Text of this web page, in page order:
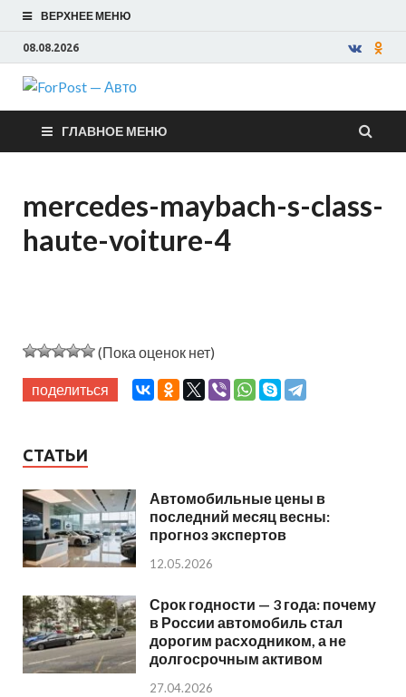
ВЕРХНЕЕ МЕНЮ
08.08.2026
ForPost —
Авто
ГЛАВНОЕ МЕНЮ
mercedes-maybach-s-class-
haute-voiture-4
(Пока оценок нет)
поделиться
СТАТЬИ
Автомобильные цены в
последний месяц весны:
прогноз экспертов
12.05.2026
Срок годности — 3 года: почему
в России автомобиль стал
дорогим расходником, а не
долгосрочным активом
27.04.2026